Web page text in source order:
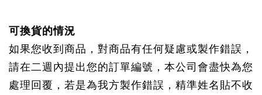
可換貨的情況
如果您收到商品，對商品有任何疑慮或製作錯誤，
請在二週內提出您的訂單編號，本公司會盡快為您
處理回覆，若是為我方製作錯誤，精準姓名貼不收